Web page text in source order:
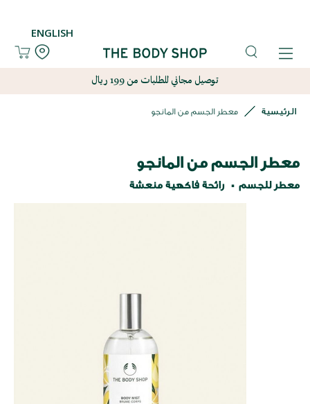
ENGLISH
توصيل مجاني للطلبات من 199 ريال
الرئيسية معطر الجسم من المانجو
معطر الجسم من المانجو
معطر للجسم رائحة فاكهية منعشة